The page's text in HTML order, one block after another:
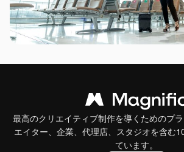
最高のクリエイティブ制作を導くためのプ
エイター、企業、代理店、スタジオを含む
ています。